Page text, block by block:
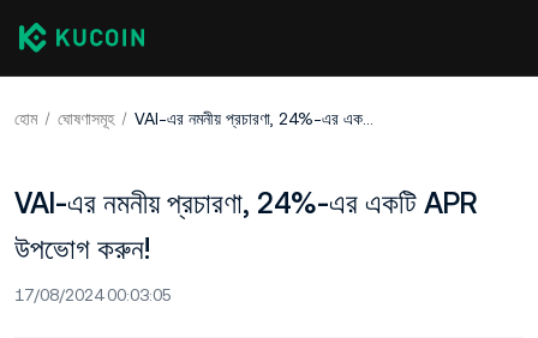
হোম ঘোষণাসমূহ VAI-এর নমনীয় প্রচারণা, 24%-এর একটি APR উপভোগ করুন!
VAI-এর নমনীয় প্রচারণা, 24%-এর একটি APR
উপভোগ করুন!
17/08/2024 00:03:05